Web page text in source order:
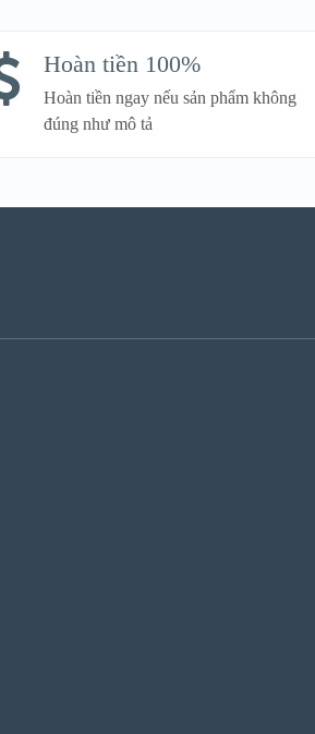
Hoàn tiền 100%
Hoàn tiền ngay nếu sản phẩm không
đúng như mô tả